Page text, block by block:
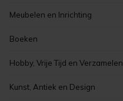
volkswagen
peugeot
renault
Meubelen en Inrichting
decoratie
stoelen
tafels
Boeken
zeeuwse boeken
romans en literatuur
Hobby, Vrije Tijd en Verzamelen
verzamelen
Kunst, Antiek en Design